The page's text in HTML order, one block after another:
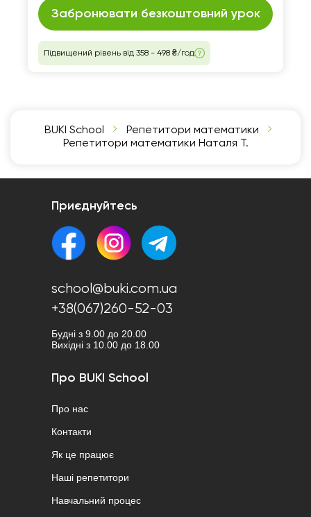
Забронювати безкоштовний урок
Підвищений рівень від 358 - 498 ₴/год
BUKI School
Репетитори математики
Репетитори математики Наталя Т.
Приєднуйтесь
school@buki.com.ua
+38(067)260-52-03
Будні з 9.00 до 20.00
Вихідні з 10.00 до 18.00
Про BUKI School
Про нас
Контакти
Як це працює
Наші репетитори
Навчальний процес